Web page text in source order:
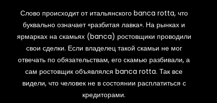
Слово происходит от итальянского banca rotta, что
буквально означает «разбитая лавка». На рынках и
ярмарках на скамьях (banca) ростовщики проводили
свои сделки. Если владелец такой скамьи не мог
отвечать по обязательствам, его скамью разбивали, а
сам ростовщик объявлялся banca rotta. Так все
видели, что человек не в состоянии расплатиться с
кредиторами.